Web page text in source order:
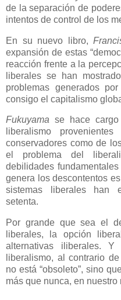
de la separación de
intentos de control de los
En su nuevo libro,
expansión de estas
reacción frente a la
liberales se han
problemas generados
consigo el capitalismo
Fukuyama se hace
liberalismo
conservadores como de
el problema del
debilidades
genera los descontentos
sistemas liberales han
setenta.
Por grande que sea el
liberales, la opción
alternativas iliberales. Y
liberalismo, al contrario
no está “obsoleto”, sino
más que nunca, en